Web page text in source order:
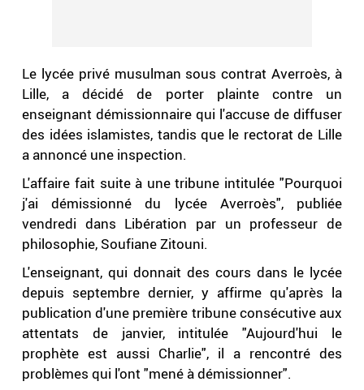
Le lycée privé musulman sous contrat Averroès, à
Lille, a décidé de porter plainte contre un
enseignant démissionnaire qui l'accuse de diffuser
des idées islamistes, tandis que le rectorat de Lille
a annoncé une inspection.
L'affaire fait suite à une tribune intitulée "Pourquoi
j'ai démissionné du lycée Averroès", publiée
vendredi dans Libération par un professeur de
philosophie, Soufiane Zitouni.
L'enseignant, qui donnait des cours dans le lycée
depuis septembre dernier, y affirme qu'après la
publication d'une première tribune consécutive aux
attentats de janvier, intitulée "Aujourd'hui le
prophète est aussi Charlie", il a rencontré des
problèmes qui l'ont "mené à démissionner".